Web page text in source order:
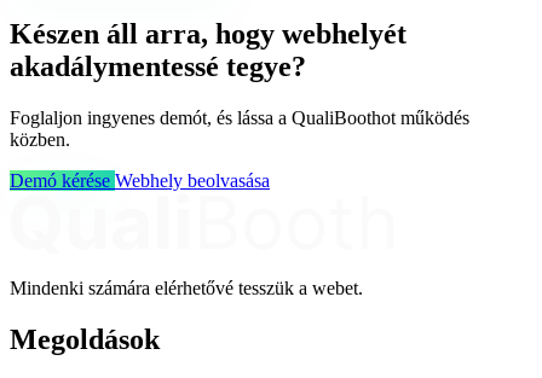
Készen áll arra, hogy webhelyét
akadálymentessé tegye?
Foglaljon ingyenes demót, és lássa a QualiBoothot működés
közben.
Demó kérése Webhely beolvasása
Mindenki számára elérhetővé tesszük a webet.
Megoldások